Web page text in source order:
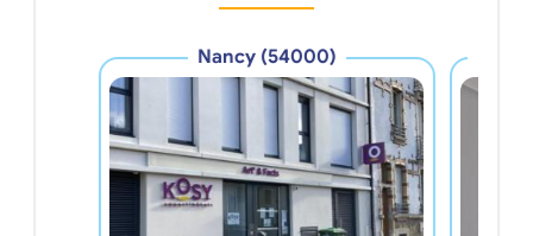
Nancy (54000)